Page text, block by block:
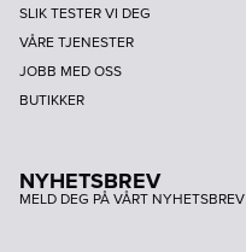
SLIK TESTER VI DEG
VÅRE TJENESTER
JOBB MED OSS
BUTIKKER
NYHETSBREV
MELD DEG PÅ VÅRT NYHETSBREV